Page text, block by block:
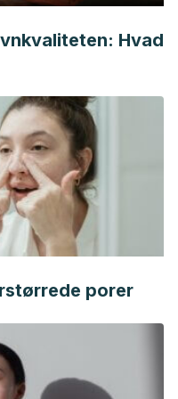
de febrero en
hemorroides/trombosis-
a 13 de febrero en
diseases-
causes/syc-20360268
Library. Recogido a 13
RelatedItems/3,85294
Hvad
porer